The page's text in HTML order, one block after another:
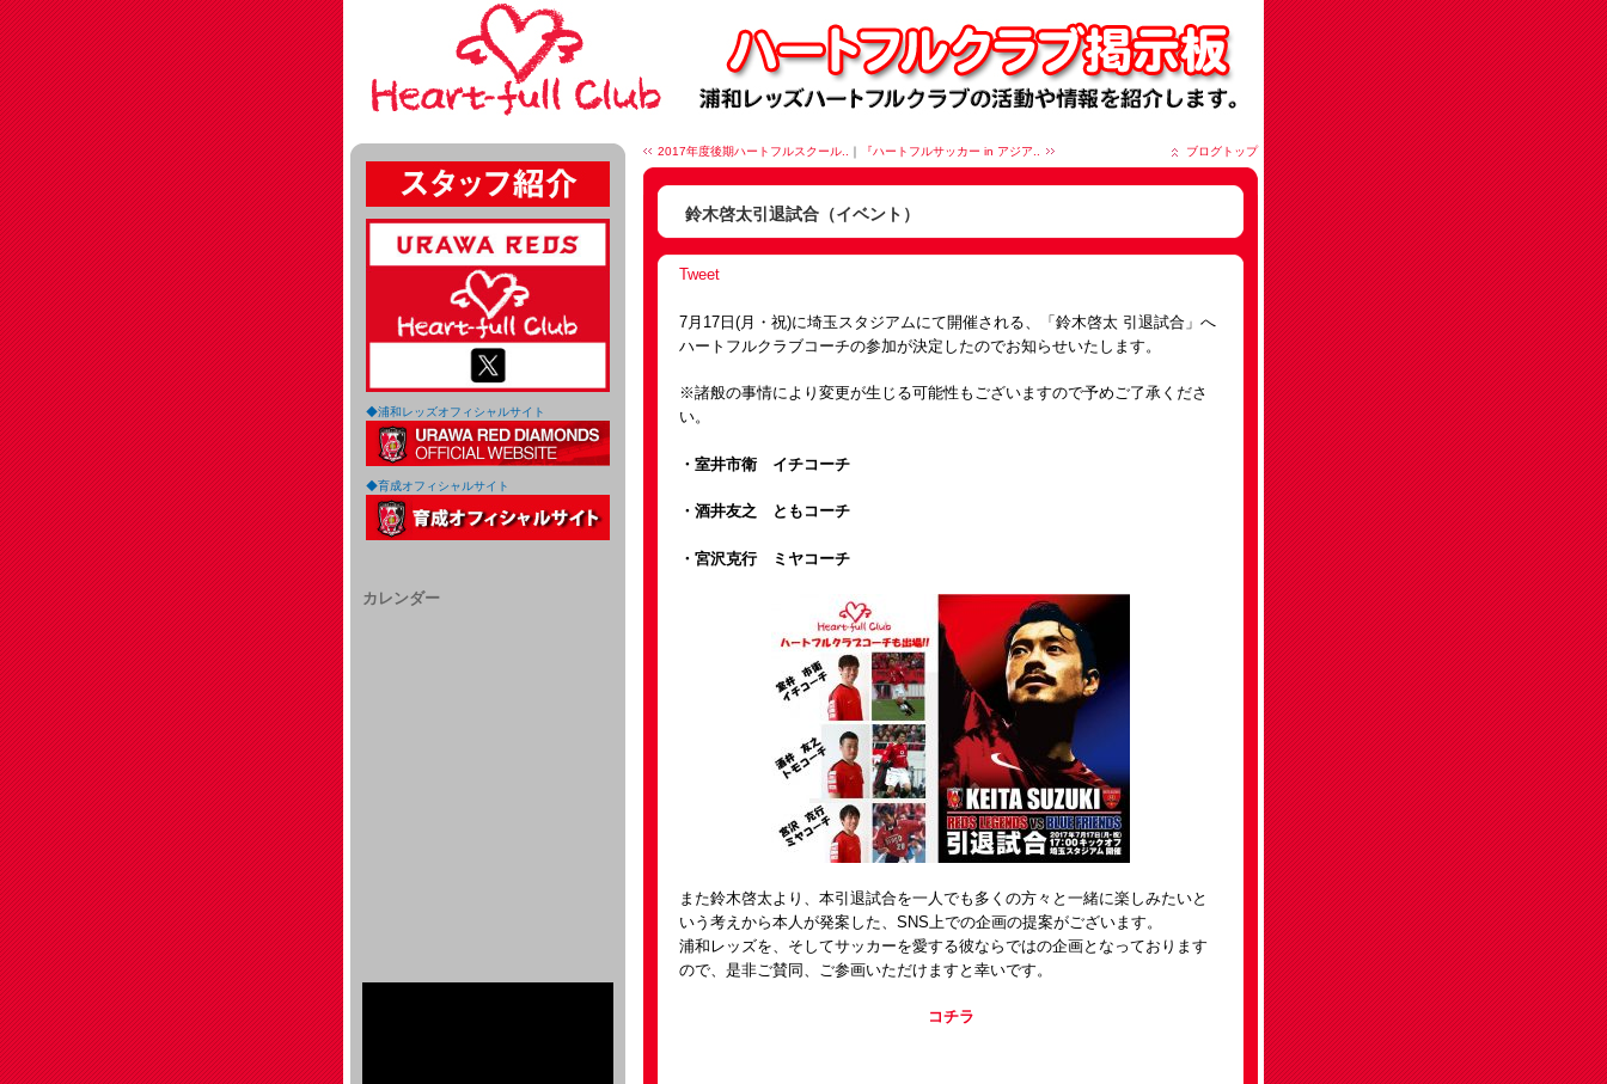
2017年度後期ハートフルスクール.. ｜ 『ハートフルサッカー in アジア.. ブログトップ
鈴木啓太引退試合（イベント）
Tweet
7月17日(月・祝)に埼玉スタジアムにて開催される、「鈴木啓太 引退試合」へ
ハートフルクラブコーチの参加が決定したのでお知らせいたします。
※諸般の事情により変更が生じる可能性もございますので予めご了承くださ
い。
・室井市衛 イチコーチ
・酒井友之 ともコーチ
・宮沢克行 ミヤコーチ
また鈴木啓太より、本引退試合を一人でも多くの方々と一緒に楽しみたいと
いう考えから本人が発案した、SNS上での企画の提案がございます。
浦和レッズを、そしてサッカーを愛する彼ならではの企画となっております
ので、是非ご賛同、ご参画いただけますと幸いです。
コチラ
◆浦和レッズオフィシャルサイト
◆育成オフィシャルサイト
カレンダー